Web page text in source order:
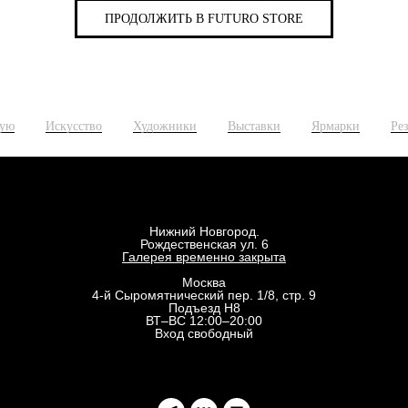
ПРОДОЛЖИТЬ В FUTURO STORE
Искусство Художники Выставки Ярмарки
Нижний Новгород.
Рождественская ул. 6
Галерея временно закрыта
Москва
4-й Сыромятнический пер. 1/8, стр. 9
Подъезд Н8
ВТ–ВС 12:00–20:00
Вход свободный